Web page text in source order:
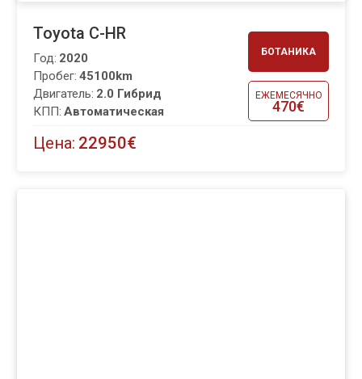
БОТАНИКА
ЕЖЕМЕСЯЧНО
470€
Toyota C-HR
Пробег: 45100km
Год: 2020
Двигатель: 2.0 Гибрид
КПП: Автоматическая
Цена: 22950€